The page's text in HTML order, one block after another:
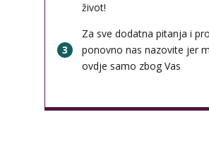
život!
3
Za sve dodatna pitanja i
ponovno nas nazovite jer
ovdje samo zbog Vas